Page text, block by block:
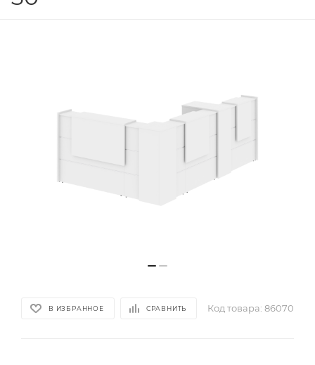
В ИЗБРАННОЕ СРАВНИТЬ Код товара: 86070